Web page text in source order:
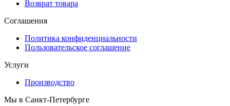
Возврат товара
Соглашения
Политика конфиденциальности
Пользовательское соглашение
Услуги
Производство
Мы в Санкт-Петербурге